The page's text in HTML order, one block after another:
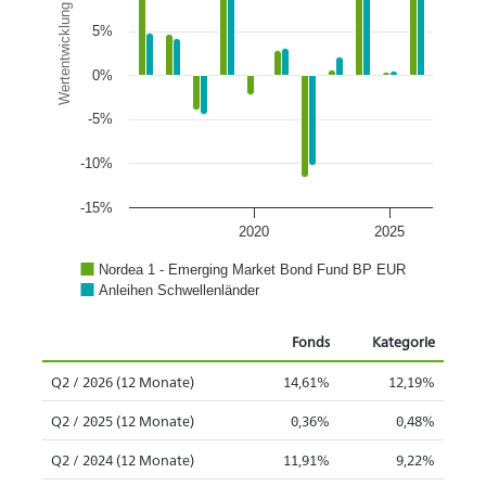
Wertentwicklung
Nordea 1 - Emerging Market Bond Fund BP EUR
Anleihen Schwellenländer
2020 2025
-15%
-10%
-5%
0%
5%
Fonds Kategorie
Q2 / 2026 (12 Monate) 14,61% 12,19%
Q2 / 2025 (12 Monate) 0,36% 0,48%
Q2 / 2024 (12 Monate) 11,91% 9,22%